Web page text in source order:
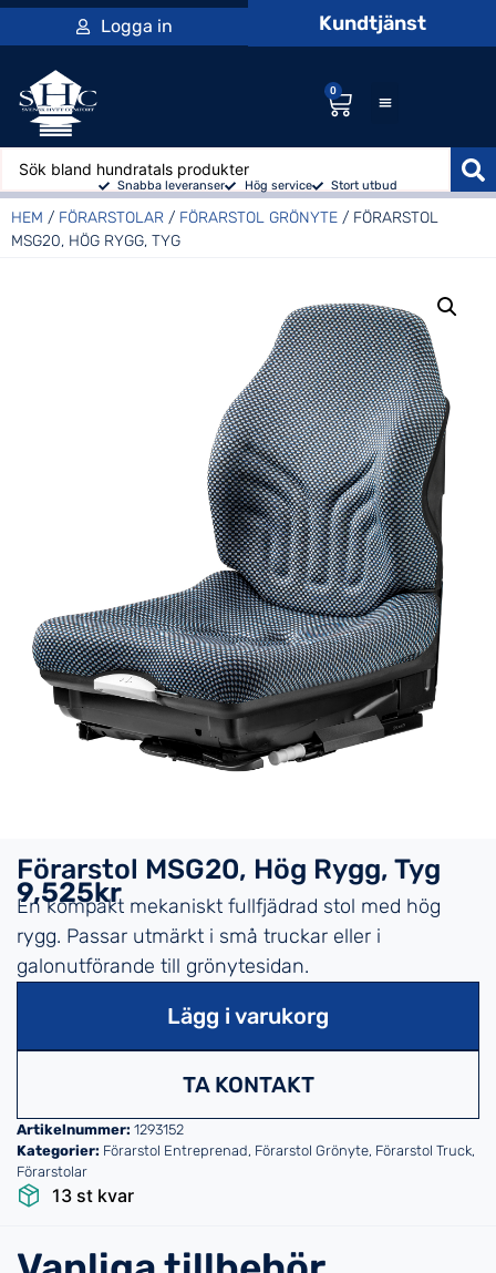
Logga in Kundtjänst
0
Snabba leveranser Hög service Stort utbud
HEM / FÖRARSTOLAR / FÖRARSTOL GRÖNYTE / FÖRARSTOL
MSG20, HÖG RYGG, TYG
Förarstol MSG20, Hög Rygg, Tyg
9,525kr
En kompakt mekaniskt fullfjädrad stol med hög
rygg. Passar utmärkt i små truckar eller i
galonutförande till grönytesidan.
Lägg i varukorg
TA KONTAKT
Artikelnummer: 1293152
Kategorier: Förarstol Entreprenad, Förarstol Grönyte, Förarstol Truck,
Förarstolar
13 st kvar